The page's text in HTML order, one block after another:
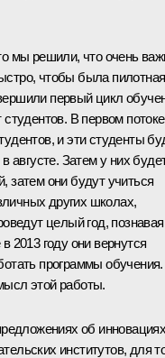
мы решили, что очень
чтобы была пилотная
первый цикл
В первом потоке
и эти студенты
августе. Затем у них
затем они будут учиться
других школах,
целый год, познавая
2013 году они вернутся
программы обучения.
этой работы.
об
институтов, для